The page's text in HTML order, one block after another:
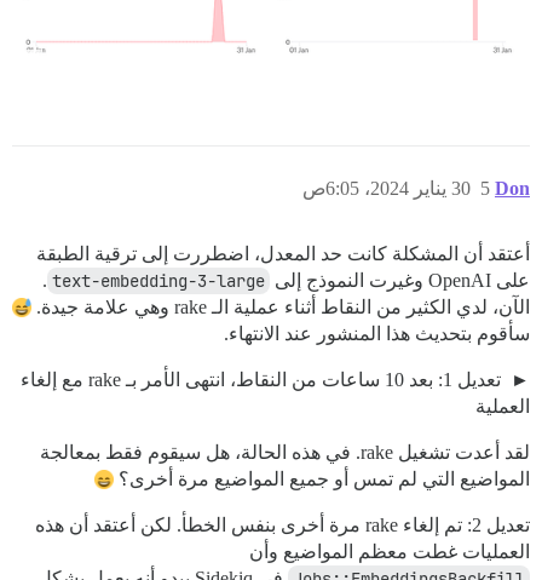
Don 30 يناير 2024، 6:05ص 5
أعتقد أن المشكلة كانت حد المعدل، اضطررت إلى ترقية الطبقة
على OpenAI وغيرت النموذج إلى
text-embedding-3-large
.
الآن، لدي الكثير من النقاط أثناء عملية الـ rake وهي علامة جيدة.
سأقوم بتحديث هذا المنشور عند الانتهاء.
تعديل 1: بعد 10 ساعات من النقاط، انتهى الأمر بـ rake مع إلغاء
العملية
لقد أعدت تشغيل rake. في هذه الحالة، هل سيقوم فقط بمعالجة
المواضيع التي لم تمس أو جميع المواضيع مرة أخرى؟
تعديل 2: تم إلغاء rake مرة أخرى بنفس الخطأ. لكن أعتقد أن هذه
العمليات غطت معظم المواضيع وأن